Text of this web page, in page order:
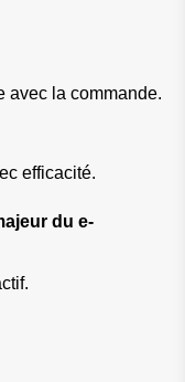
avec la commande.
efficacité.
du e-